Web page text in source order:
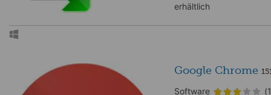
erhältlich
Google Chrome
Software